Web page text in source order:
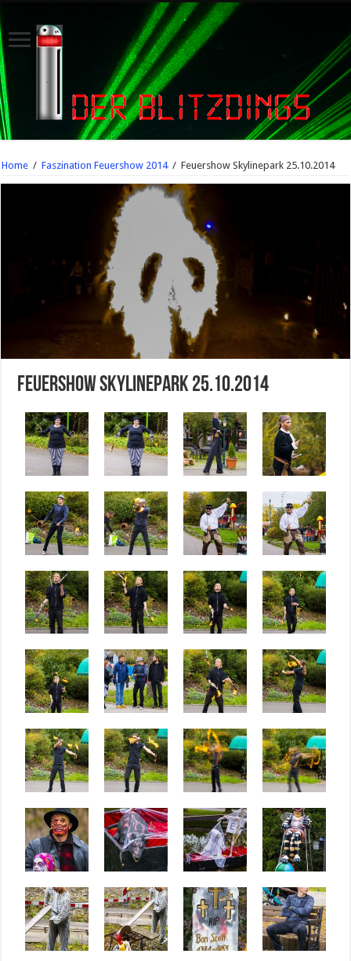
Home / Faszination Feuershow 2014 / Feuershow Skylinepark 25.10.2014
Feuershow Skylinepark 25.10.2014